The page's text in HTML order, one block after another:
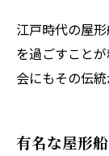
江戸時代の屋
を過ごすこと
会にもその伝統
有名な屋形